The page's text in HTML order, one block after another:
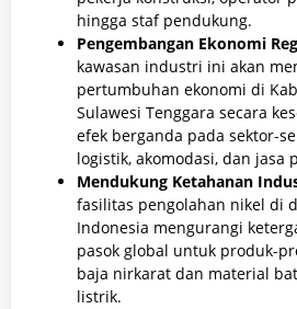
hingga staf pendukung.
Pengembangan Ekonomi
kawasan industri ini akan
pertumbuhan ekonomi di
Sulawesi Tenggara secara
efek berganda pada sektor-
logistik, akomodasi, dan jasa
Mendukung Ketahanan
fasilitas pengolahan nikel di
Indonesia mengurangi
pasok global untuk produk-
baja nirkarat dan material
listrik.